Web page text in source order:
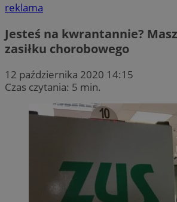
reklama
Jesteś na kwrantannie?
zasiłku chorobowego
12 października 2020 14:15
Czas czytania: 5 min.